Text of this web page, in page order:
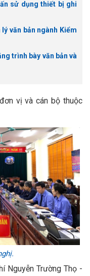
sử dụng thiết bị ghi
văn bản ngành Kiểm
trình bày văn bản và
vị và cán bộ thuộc
Nguyễn Trường Thọ -